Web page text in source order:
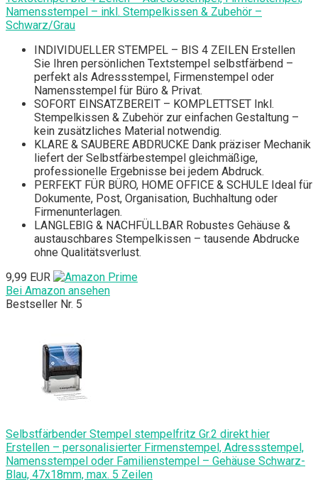
Namensstempel – inkl. Stempelkissen & Zubehör –
Schwarz/Grau
INDIVIDUELLER STEMPEL – BIS 4 ZEILEN Erstellen
Sie Ihren persönlichen Textstempel selbstfärbend –
perfekt als Adressstempel, Firmenstempel oder
Namensstempel für Büro & Privat.
SOFORT EINSATZBEREIT – KOMPLETTSET Inkl.
Stempelkissen & Zubehör zur einfachen Gestaltung –
kein zusätzliches Material notwendig.
KLARE & SAUBERE ABDRUCKE Dank präziser Mechanik
liefert der Selbstfärbestempel gleichmäßige,
professionelle Ergebnisse bei jedem Abdruck.
PERFEKT FÜR BÜRO, HOME OFFICE & SCHULE Ideal für
Dokumente, Post, Organisation, Buchhaltung oder
Firmenunterlagen.
LANGLEBIG & NACHFÜLLBAR Robustes Gehäuse &
austauschbares Stempelkissen – tausende Abdrucke
ohne Qualitätsverlust.
9,99 EUR
Bei Amazon ansehen
Bestseller Nr. 5
Selbstfärbender Stempel stempelfritz Gr.2 direkt hier
Erstellen – personalisierter Firmenstempel, Adressstempel,
Namensstempel oder Familienstempel – Gehäuse Schwarz-
Blau, 47x18mm, max. 5 Zeilen